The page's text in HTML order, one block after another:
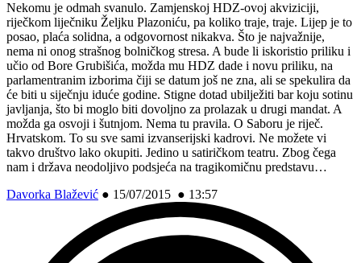
Nekomu je odmah svanulo. Zamjenskoj HDZ-ovoj akviziciji,
riječkom liječniku Željku Plazoniću, pa koliko traje, traje. Lijep je to
posao, plaća solidna, a odgovornost nikakva. Što je najvažnije,
nema ni onog strašnog bolničkog stresa. A bude li iskoristio priliku i
učio od Bore Grubišića, možda mu HDZ dade i novu priliku, na
parlamentranim izborima čiji se datum još ne zna, ali se spekulira da
će biti u siječnju iduće godine. Stigne dotad ubilježiti bar koju sotinu
javljanja, što bi moglo biti dovoljno za prolazak u drugi mandat. A
možda ga osvoji i šutnjom. Nema tu pravila. O Saboru je riječ.
Hrvatskom. To su sve sami izvanserijski kadrovi. Ne možete vi
takvo društvo lako okupiti. Jedino u satiričkom teatru. Zbog čega
nam i država neodoljivo podsjeća na tragikomičnu predstavu…
Davorka Blažević ● 15/07/2015 ● 13:57